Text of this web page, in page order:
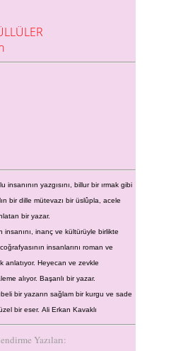
insanının yazgısını, billur bir ırmak gibi
bir dille mütevazı bir üslûpla, acele
bir yazar.
insanını, inanç ve kültürüyle birlikte
insanlarını roman ve
anlatıyor. Heyecan ve zevkle
alıyor. Başarılı bir yazar.
bir yazarın sağlam bir kurgu ve sade
bir eser. Ali Erkan Kavaklı
Yazıları: